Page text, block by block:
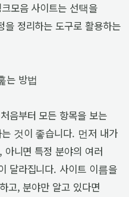
모음 사이트는 선택을
정리하는 도구로 활용하는
는 방법
음부터 모든 항목을 보는
것이 좋습니다. 먼저 내가
니면 특정 분야의 여러
달라집니다. 사이트 이름을
고, 분야만 알고 있다면